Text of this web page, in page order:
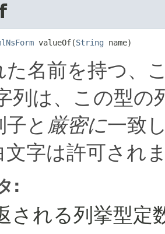
valueOf​(String name)
た名前を持つ、
列は、この型の
子と 厳密に一致
文字は許可され
:
される列挙型定